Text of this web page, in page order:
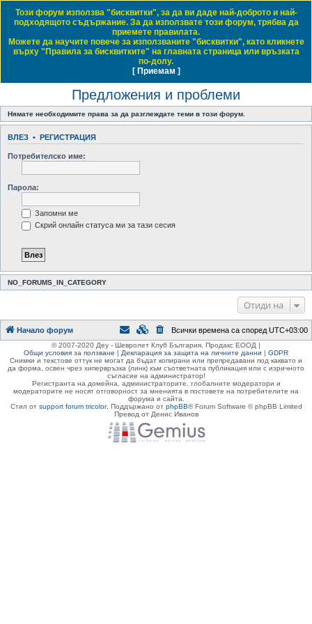
Daewoo & Chevrolet Club Bulgaria
ЧЗВ Правила на форума Влез
Регистрация
Начало форум Деу-Шевролет Клуб България
с
е
Виж активните теми
Предложения и проблеми
Нямате необходимите права за да разглеждате теми в този форум.
ВЛЕЗ • РЕГИСТРАЦИЯ
Потребителско име:
Парола:
Запомни ме
Скрий онлайн статуса ми за тази сесия
NO_FORUMS_IN_CATEGORY
Отиди на
Този форум използва "бисквитки", за да ви даде най-доброто и най-
подходящото съдържание. За да използвате този форум, трябва да
приемете правилата.
Можете да научите повече за използваните "бисквитки", като кликнете
върху "Правила за бисквитките" на главната страница или връзката
по-долу.
[ Приемам ]
Начало форум Всички времена са според UTC+03:00
© 2007-2020 Деу - Шевролет Клуб България, Продакс ЕООД |
Общи условия за ползване | Декларация за защита на личните данни | GDPR
Снимки и текстове оттук не могат да бъдат копирани или препредавани под каквато и
да форма, освен чрез хипервръзка (линк) към съответната публикация или с изричното
съгласие на администратор!
Регистранта на домейна, администраторите, глобалните модератори и
модераторите не носят отговорност за мненията в постовете на потребителите на
форума и сайта.
Стил от support forum tricolor, Поддържано от phpBB® Forum Software © phpBB Limited
Превод от Денис Иванов